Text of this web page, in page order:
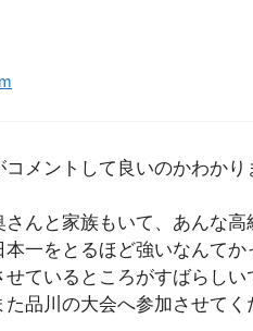
コメントして良いのかわかり
んと家族もいて、あんな高
一をとるほど強いなんてか
ているところがすばらしい
品川の大会へ参加させてく